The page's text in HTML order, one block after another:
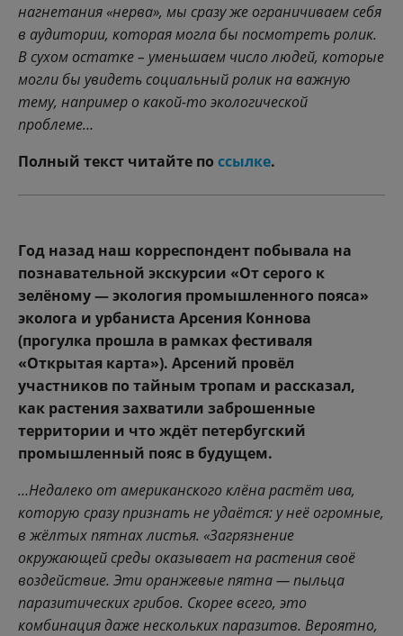
нагнетания «нерва», мы сразу же ограничиваем себя
в аудитории, которая могла бы посмотреть ролик.
В сухом остатке – уменьшаем число людей, которые
могли бы увидеть социальный ролик на важную
тему, например о какой-то экологической
проблеме…
Полный текст читайте по ссылке.
Год назад наш корреспондент побывала на
познавательной экскурсии «От серого к
зелёному — экология промышленного пояса»
эколога и урбаниста Арсения Коннова
(прогулка прошла в рамках фестиваля
«Открытая карта»). Арсений провёл
участников по тайным тропам и рассказал,
как растения захватили заброшенные
территории и что ждёт петербугский
промышленный пояс в будущем.
…Недалеко от американского клёна растёт ива,
которую сразу признать не удаётся: у неё огромные,
в жёлтых пятнах листья. «Загрязнение
окружающей среды оказывает на растения своё
воздействие. Эти оранжевые пятна — пыльца
паразитических грибов. Скорее всего, это
комбинация даже нескольких паразитов. Вероятно,